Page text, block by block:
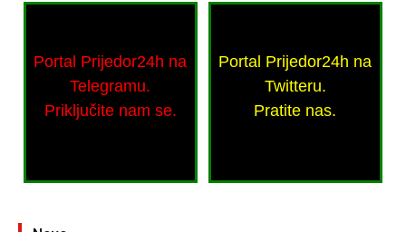
Portal Prijedor24h na
Telegramu.
Priključite nam se.
Portal Prijedor24h na
Twitteru.
Pratite nas.